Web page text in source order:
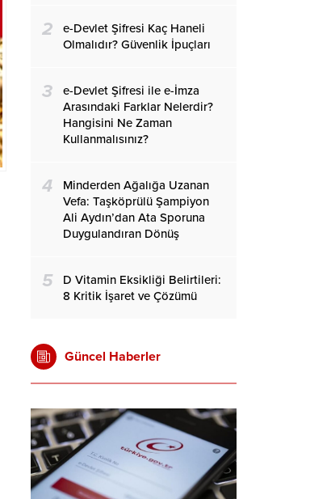
2
e-Devlet Şifresi Kaç Haneli
Olmalıdır? Güvenlik İpuçları
3
e-Devlet Şifresi ile e-İmza
Arasındaki Farklar Nelerdir?
Hangisini Ne Zaman
Kullanmalısınız?
4
Minderden Ağalığa Uzanan
Vefa: Taşköprülü Şampiyon
Ali Aydın’dan Ata Sporuna
Duygulandıran Dönüş
5
D Vitamin Eksikliği Belirtileri:
8 Kritik İşaret ve Çözümü
Güncel Haberler